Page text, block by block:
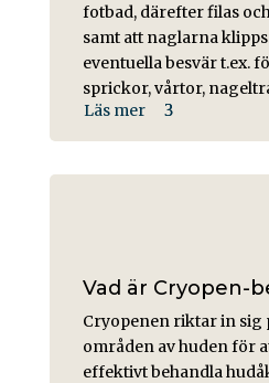
fotbad, därefter filas
samt att naglarna
eventuella besvär t.ex.
sprickor, vårtor,
Läs mer
Vad är Cryopen-
Cryopenen riktar in sig
områden av huden för
effektivt behandla